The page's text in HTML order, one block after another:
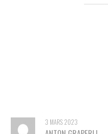
3 MARS 2023